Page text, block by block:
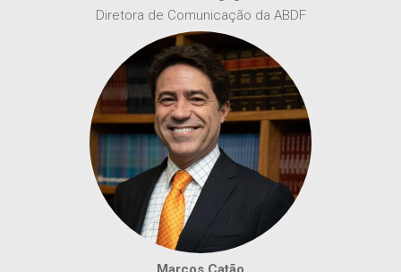
Diretora de Comunicação da ABDF